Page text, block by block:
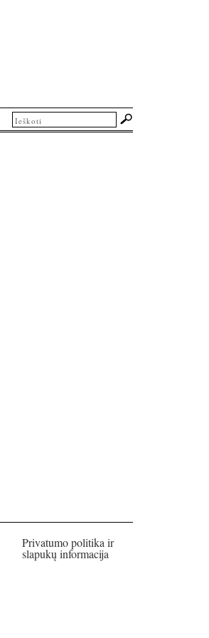
Privatumo politika ir
slapukų informacija